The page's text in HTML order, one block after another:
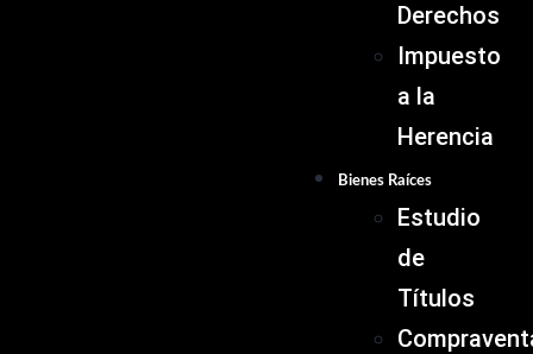
Derechos
Impuesto
a la
Herencia
Bienes Raíces
Estudio
de
Títulos